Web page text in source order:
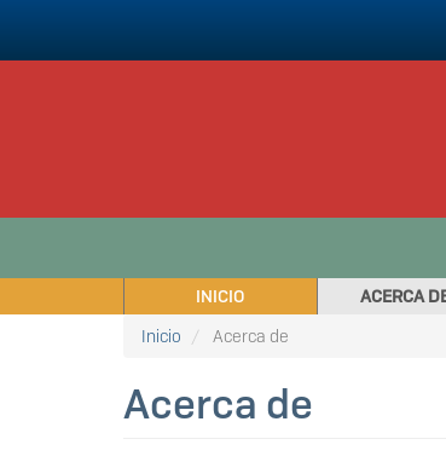
contenido
NAVEGACIÓN
PRINCIPAL
INICIO ACERCA
Inicio
Acerca de
Acerca de